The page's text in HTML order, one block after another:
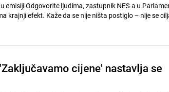
emisiji Odgovorite ljudima, zastupnik NES-a u
krajnji efekt. Kaže da se nije ništa postiglo – nije se
cijene' nastavlja se